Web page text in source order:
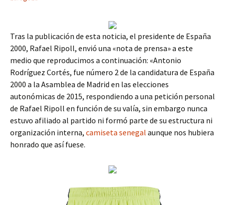
Tras la publicación de esta noticia, el presidente de España
2000, Rafael Ripoll, envió una «nota de prensa» a este
medio que reproducimos a continuación: «Antonio
Rodríguez Cortés, fue número 2 de la candidatura de España
2000 a la Asamblea de Madrid en las elecciones
autonómicas de 2015, respondiendo a una petición personal
de Rafael Ripoll en función de su valía, sin embargo nunca
estuvo afiliado al partido ni formó parte de su estructura ni
organización interna, camiseta senegal aunque nos hubiera
honrado que así fuese.